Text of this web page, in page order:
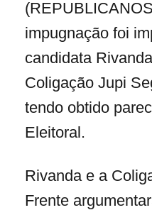
impugnação foi
candidata
Coligação Jupi
tendo obtido
Eleitoral.
Rivanda e a
Frente